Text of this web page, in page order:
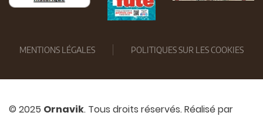
MENTIONS LÉGALES POLITIQUES SUR LES COOKIES
© 2025 Ornavik. Tous droits réservés. Réalisé par